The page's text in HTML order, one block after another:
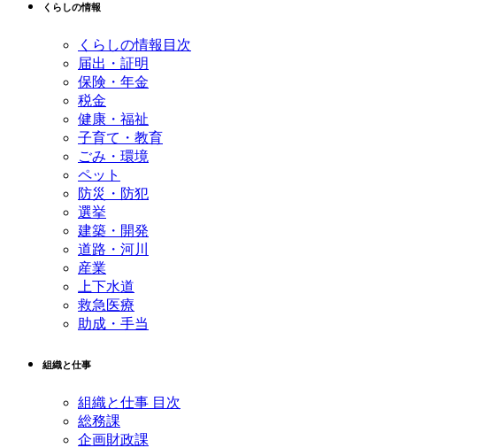
くらしの情報
くらしの情報目次
届出・証明
保険・年金
税金
健康・福祉
子育て・教育
ごみ・環境
ペット
防災・防犯
選挙
建築・開発
道路・河川
産業
上下水道
救急医療
助成・手当
組織と仕事
組織と仕事 目次
総務課
企画財政課